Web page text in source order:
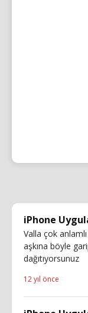
iPhone
Valla çok
aşkına böyle
dağıtıyorsunuz
12 yıl önce